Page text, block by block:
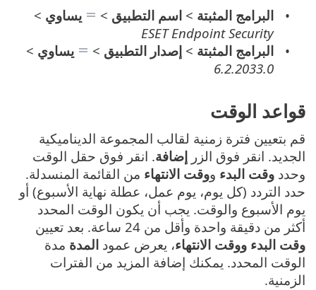
البرامج المثبتة > اسم التطبيق > يساوي >
ESET Endpoint Security
البرامج المثبتة > إصدار التطبيق > يساوي >
6.2.2033.0
قواعد الوقت
قم بتعيين فترة زمنية لقالب المجموعة الديناميكية
الجديد. انقر فوق الزر إضافة. انقر فوق حقل الوقت
وحدد وقت البدء ووقت الانتهاء من القائمة المنسدلة.
حدد التردد (كل يوم، يوم عمل، عطلة نهاية الأسبوع) أو
يوم الأسبوع والوقت. يجب أن يكون الوقت المحدد
أكثر من دقيقة واحدة وأقل من 24 ساعة. بعد تعيين
وقت البدء ووقت الانتهاء، يعرض عمود المدة مدة
الوقت المحدد. يمكنك إضافة المزيد من الفترات
الزمنية.